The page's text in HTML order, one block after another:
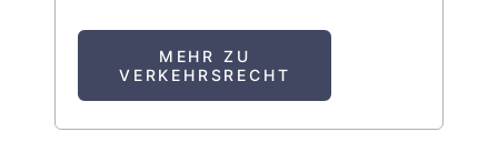
MEHR ZU
VERKEHRSRECHT